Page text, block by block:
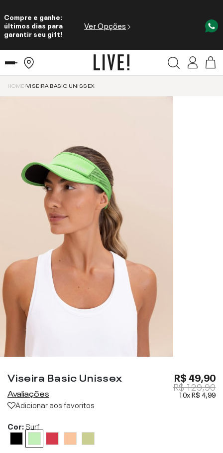
Compre e ganhe:
últimos dias para
garantir seu gift!
Ver Opções
HOME VISEIRA BASIC UNISSEX
Viseira Basic Unissex
Avaliações
Adicionar aos favoritos
R$ 49,90
R$ 129,90
10xR$ 4,99
Cor:Surf